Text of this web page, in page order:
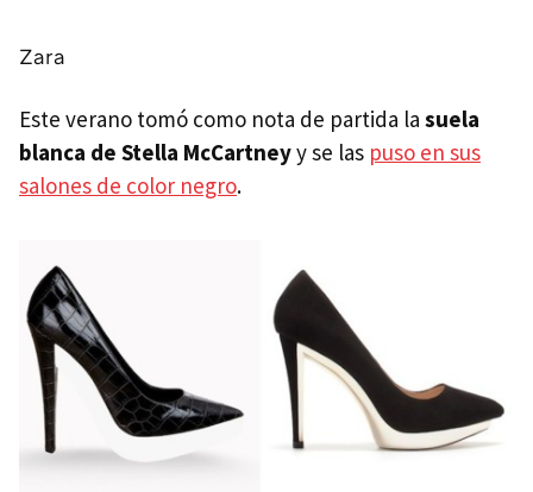
Zara
Este verano tomó como nota de partida la suela
blanca de Stella McCartneyy se las puso en sus
salones de color negro.